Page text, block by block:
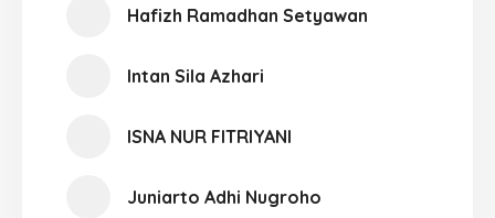
Hafizh Ramadhan Setyawan
Intan Sila Azhari
ISNA NUR FITRIYANI
Juniarto Adhi Nugroho